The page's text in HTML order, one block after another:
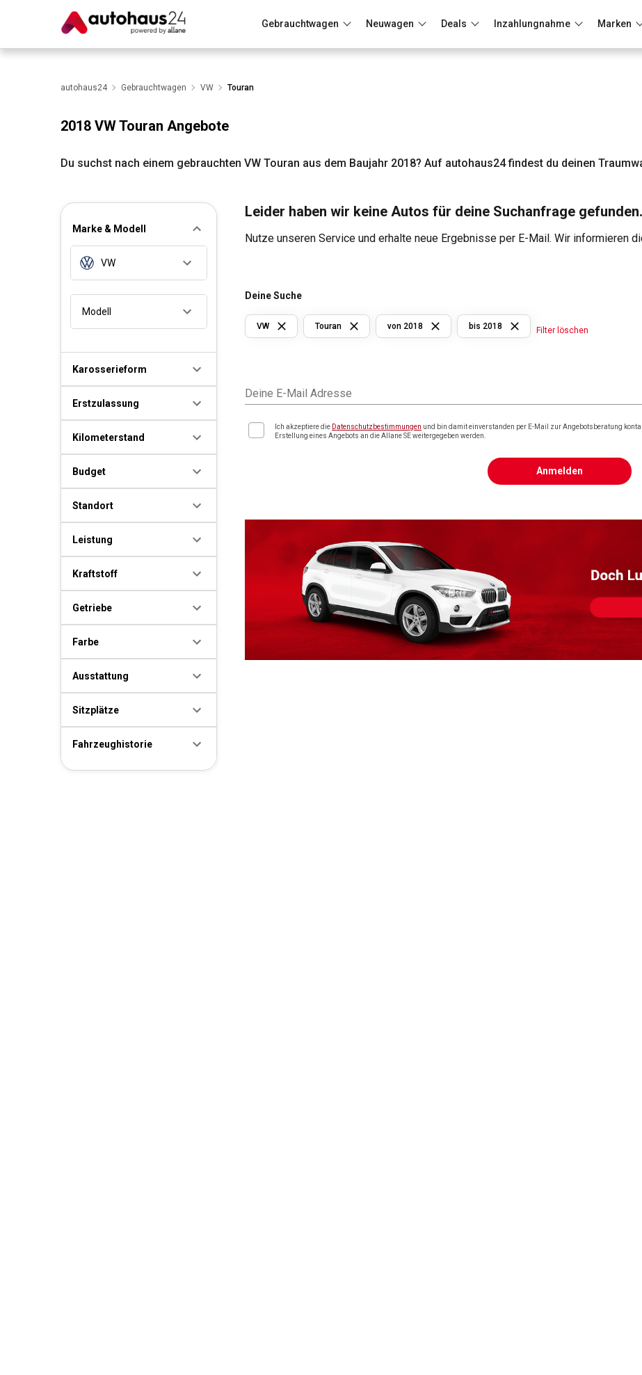
Gebrauchtwagen Neuwagen Deals Inzahlungnahme Marken
Wir bewerten dein AutoRund um die Inzahlungnahme
autohaus24 Gebrauchtwagen VW Touran
2018 VW Touran Angebote
Du suchst nach einem gebrauchten VW Touran aus dem Baujahr 2018? Auf autohaus24 findest du deinen
Marke & Modell
VW
Modell
Karosserieform
Erstzulassung
Kilometerstand
Budget
Standort
Leistung
Kraftstoff
Getriebe
Farbe
Ausstattung
Sitzplätze
Fahrzeughistorie
Leider haben wir keine Autos für deine Suchanfrage gefunden.
Nutze unseren Service und erhalte neue Ergebnisse per E-Mail. Wir informieren
Deine Suche
VW Touran von 2018 bis 2018 Filter löschen
Deine E-Mail Adresse
Ich akzeptiere die Datenschutzbestimmungen und bin damit einverstanden per E-Mail zur Angebotsberatung
Erstellung eines Angebots an die Allane SE weitergegeben werden.
Anmelden